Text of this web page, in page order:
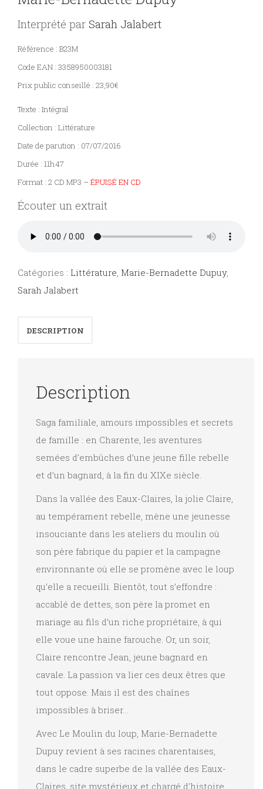
PARAÎTRE
CONTACT
Interprété par Sarah Jalabert
Référence : B23M
Code EAN : 3358950003181
Prix public conseillé : 23,90€
Texte : Intégral
Collection : Littérature
Date de parution : 07/07/2016
Durée : 11h47
Format : 2 CD MP3 – ÉPUISÉ EN CD
Écouter un extrait
Catégories : Littérature, Marie-Bernadette Dupuy,
Sarah Jalabert
DESCRIPTION
Description
Saga familiale, amours impossibles et secrets
de famille : en Charente, les aventures
semées d’embûches d’une jeune fille rebelle
et d’un bagnard, à la fin du XIXe siècle.
Dans la vallée des Eaux-Claires, la jolie Claire,
au tempérament rebelle, mène une jeunesse
insouciante dans les ateliers du moulin où
son père fabrique du papier et la campagne
environnante où elle se promène avec le loup
qu’elle a recueilli. Bientôt, tout s’effondre :
accablé de dettes, son père la promet en
mariage au fils d’un riche propriétaire, à qui
elle voue une haine farouche. Or, un soir,
Claire rencontre Jean, jeune bagnard en
cavale. La passion va lier ces deux êtres que
tout oppose. Mais il est des chaînes
impossibles à briser…
Avec Le Moulin du loup, Marie-Bernadette
Dupuy revient à ses racines charentaises,
dans le cadre superbe de la vallée des Eaux-
Claires, site mystérieux et chargé d’histoire.